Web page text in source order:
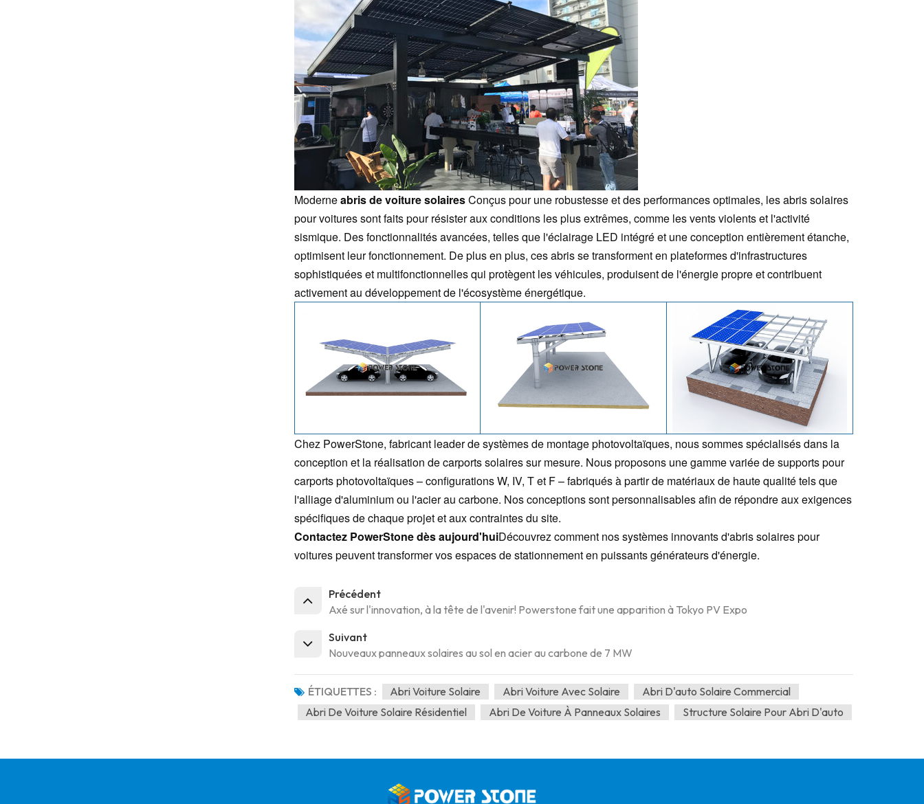
Moderneabris de voiture solairesConçus pour une robustesse et des performances optimales, les abris solaires
pour voitures sont faits pour résister aux conditions les plus extrêmes, comme les vents violents et l'activité
sismique. Des fonctionnalités avancées, telles que l'éclairage LED intégré et une conception entièrement étanche,
optimisent leur fonctionnement. De plus en plus, ces abris se transforment en plateformes d'infrastructures
sophistiquées et multifonctionnelles qui protègent les véhicules, produisent de l'énergie propre et contribuent
activement au développement de l'écosystème énergétique.
Chez PowerStone, fabricant leader de systèmes de montage photovoltaïques, nous sommes spécialisés dans la
conception et la réalisation de carports solaires sur mesure. Nous proposons une gamme variée de supports pour
carports photovoltaïques – configurations W, IV, T et F – fabriqués à partir de matériaux de haute qualité tels que
l'alliage d'aluminium ou l'acier au carbone. Nos conceptions sont personnalisables afin de répondre aux exigences
spécifiques de chaque projet et aux contraintes du site.
Contactez PowerStone dès aujourd'huiDécouvrez comment nos systèmes innovants d'abris solaires pour
voitures peuvent transformer vos espaces de stationnement en puissants générateurs d'énergie.
Précédent
Axé sur l'innovation, à la tête de l'avenir! Powerstone fait une apparition à Tokyo PV Expo
Suivant
Nouveaux panneaux solaires au sol en acier au carbone de 7 MW
ÉTIQUETTES : Abri Voiture Solaire Abri Voiture Avec Solaire
Abri D'auto Solaire Commercial
Abri De Voiture Solaire Résidentiel
Abri De Voiture À Panneaux Solaires Structure Solaire Pour Abri D'auto